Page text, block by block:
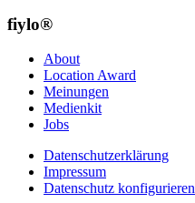
fiylo®
About
Location Award
Meinungen
Medienkit
Jobs
Datenschutzerklärung
Impressum
Datenschutz konfigurieren